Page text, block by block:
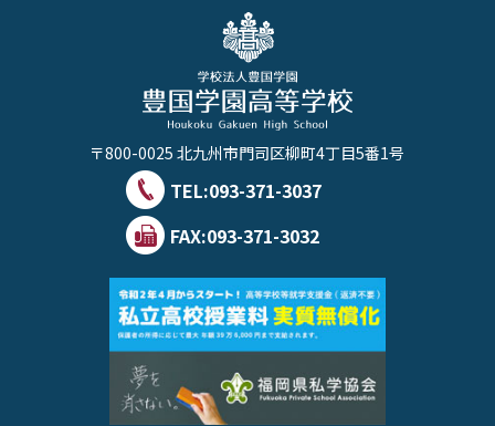
〒800-0025 北九州市門司区柳町4丁目5番1号
TEL:093-371-3037
FAX:093-371-3032